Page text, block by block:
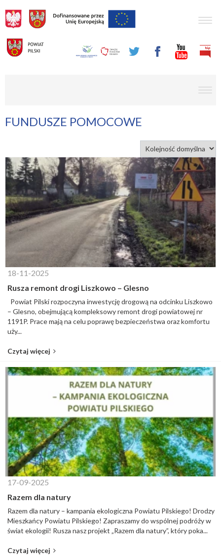
FUNDUSZE POMOCOWE
18-11-2025
Rusza remont drogi Liszkowo – Glesno
Powiat Pilski rozpoczyna inwestycję drogową na odcinku Liszkowo
– Glesno, obejmującą kompleksowy remont drogi powiatowej nr
1191P. Prace mają na celu poprawę bezpieczeństwa oraz komfortu
uży...
Czytaj więcej
17-09-2025
Razem dla natury
Razem dla natury – kampania ekologiczna Powiatu Pilskiego! Drodzy
Mieszkańcy Powiatu Pilskiego! Zapraszamy do wspólnej podróży w
świat ekologii! Rusza nasz projekt „Razem dla natury”, który poka...
Czytaj więcej